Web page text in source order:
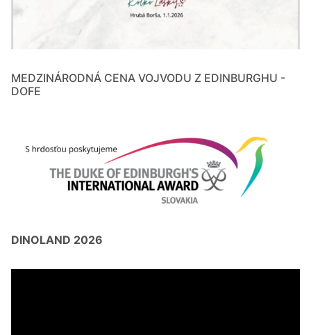
MEDZINÁRODNÁ CENA VOJVODU Z EDINBURGHU -
DOFE
DINOLAND 2026